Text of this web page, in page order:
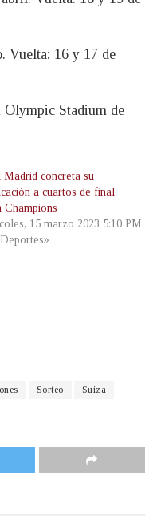
Vuelta: 16 y 17 de
Stadium de
Madrid concreta su
a cuartos de final
Champions
15 marzo 2023 5:10 PM
Sorteo Suiza